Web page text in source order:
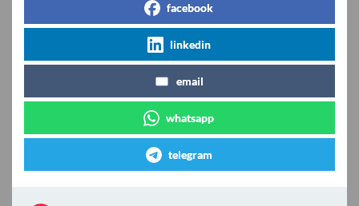
facebook
linkedin
email
whatsapp
telegram